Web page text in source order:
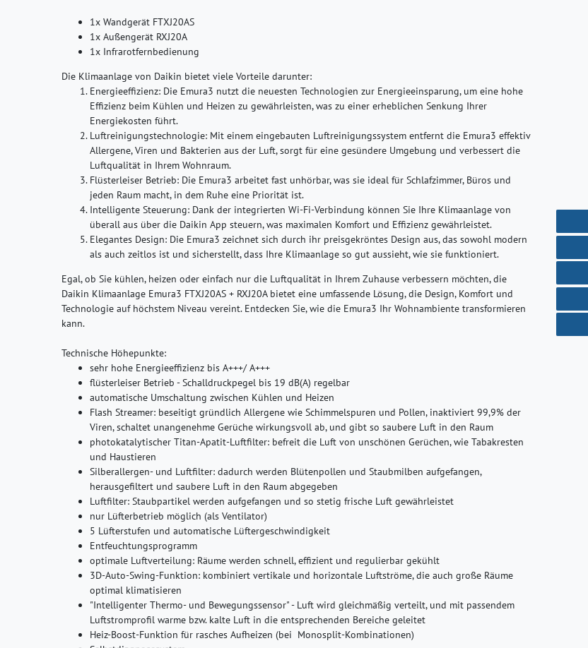
1x Wandgerät FTXJ20AS
1x Außengerät RXJ20A
1x Infrarotfernbedienung
Die Klimaanlage von Daikin bietet viele Vorteile darunter:
Energieeffizienz: Die Emura3 nutzt die neuesten Technologien zur Energieeinsparung, um eine hohe
Effizienz beim Kühlen und Heizen zu gewährleisten, was zu einer erheblichen Senkung Ihrer
Energiekosten führt.
Luftreinigungstechnologie: Mit einem eingebauten Luftreinigungssystem entfernt die Emura3 effektiv
Allergene, Viren und Bakterien aus der Luft, sorgt für eine gesündere Umgebung und verbessert die
Luftqualität in Ihrem Wohnraum.
Flüsterleiser Betrieb: Die Emura3 arbeitet fast unhörbar, was sie ideal für Schlafzimmer, Büros und
jeden Raum macht, in dem Ruhe eine Priorität ist.
Intelligente Steuerung: Dank der integrierten Wi-Fi-Verbindung können Sie Ihre Klimaanlage von
überall aus über die Daikin App steuern, was maximalen Komfort und Effizienz gewährleistet.
Elegantes Design: Die Emura3 zeichnet sich durch ihr preisgekröntes Design aus, das sowohl modern
als auch zeitlos ist und sicherstellt, dass Ihre Klimaanlage so gut aussieht, wie sie funktioniert.
Egal, ob Sie kühlen, heizen oder einfach nur die Luftqualität in Ihrem Zuhause verbessern möchten, die
Daikin Klimaanlage Emura3 FTXJ20AS + RXJ20A bietet eine umfassende Lösung, die Design, Komfort und
Technologie auf höchstem Niveau vereint. Entdecken Sie, wie die Emura3 Ihr Wohnambiente transformieren
kann.
Technische Höhepunkte:
sehr hohe Energieeffizienz bis A+++/ A+++
flüsterleiser Betrieb - Schalldruckpegel bis 19 dB(A) regelbar
automatische Umschaltung zwischen Kühlen und Heizen
Flash Streamer: beseitigt gründlich Allergene wie Schimmelspuren und Pollen, inaktiviert 99,9% der
Viren, schaltet unangenehme Gerüche wirkungsvoll ab, und gibt so saubere Luft in den Raum
photokatalytischer Titan-Apatit-Luftfilter: befreit die Luft von unschönen Gerüchen, wie Tabakresten
und Haustieren
Silberallergen- und Luftfilter: dadurch werden Blütenpollen und Staubmilben aufgefangen,
herausgefiltert und saubere Luft in den Raum abgegeben
Luftfilter: Staubpartikel werden aufgefangen und so stetig frische Luft gewährleistet
nur Lüfterbetrieb möglich (als Ventilator)
5 Lüfterstufen und automatische Lüftergeschwindigkeit
Entfeuchtungsprogramm
optimale Luftverteilung: Räume werden schnell, effizient und regulierbar gekühlt
3D-Auto-Swing-Funktion: kombiniert vertikale und horizontale Luftströme, die auch große Räume
optimal klimatisieren
"Intelligenter Thermo- und Bewegungssensor" - Luft wird gleichmäßig verteilt, und mit passendem
Luftstromprofil warme bzw. kalte Luft in die entsprechenden Bereiche geleitet
Heiz-Boost-Funktion für rasches Aufheizen (bei Monosplit-Kombinationen)